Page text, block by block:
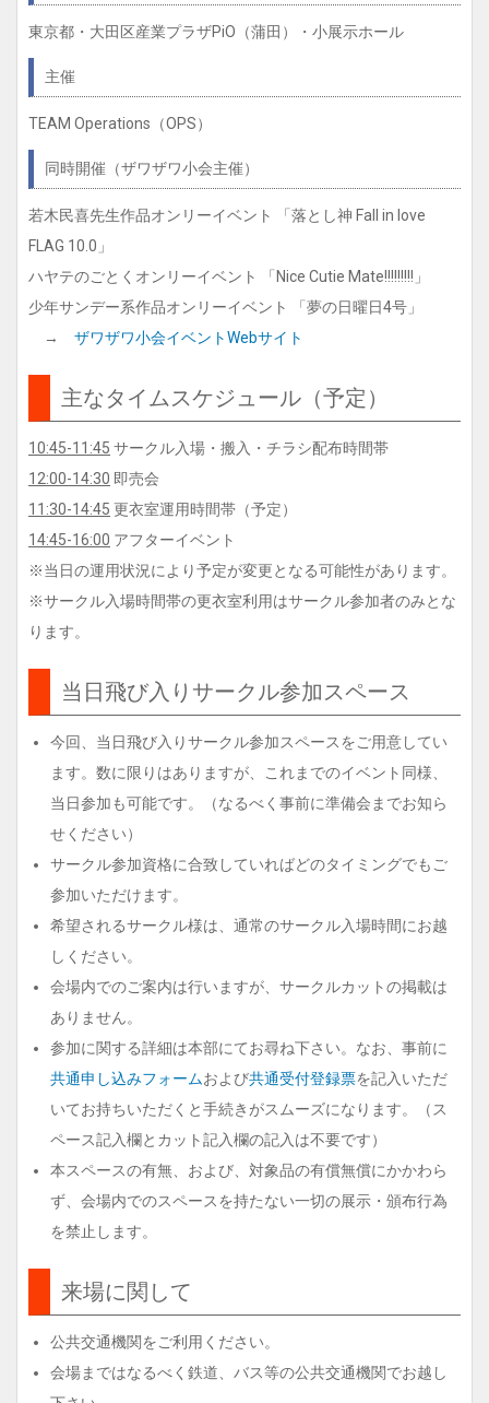
東京都・大田区産業プラザPiO（蒲田）・小展示ホール
主催
TEAM Operations（OPS）
同時開催（ザワザワ小会主催）
若木民喜先生作品オンリーイベント 「落とし神 Fall in love
FLAG 10.0」
ハヤテのごとくオンリーイベント 「Nice Cutie Mate!!!!!!!!!」
少年サンデー系作品オンリーイベント 「夢の日曜日4号」
→ ザワザワ小会イベントWebサイト
主なタイムスケジュール（予定）
10:45-11:45 サークル入場・搬入・チラシ配布時間帯
12:00-14:30 即売会
11:30-14:45 更衣室運用時間帯（予定）
14:45-16:00 アフターイベント
※当日の運用状況により予定が変更となる可能性があります。
※サークル入場時間帯の更衣室利用はサークル参加者のみとな
ります。
当日飛び入りサークル参加スペース
今回、当日飛び入りサークル参加スペースをご用意してい
ます。数に限りはありますが、これまでのイベント同様、
当日参加も可能です。（なるべく事前に準備会までお知ら
せください）
サークル参加資格に合致していればどのタイミングでもご
参加いただけます。
希望されるサークル様は、通常のサークル入場時間にお越
しください。
会場内でのご案内は行いますが、サークルカットの掲載は
ありません。
参加に関する詳細は本部にてお尋ね下さい。なお、事前に
共通申し込みフォームおよび共通受付登録票を記入いただ
いてお持ちいただくと手続きがスムーズになります。（ス
ペース記入欄とカット記入欄の記入は不要です）
本スペースの有無、および、対象品の有償無償にかかわら
ず、会場内でのスペースを持たない一切の展示・頒布行為
を禁止します。
来場に関して
公共交通機関をご利用ください。
会場まではなるべく鉄道、バス等の公共交通機関でお越し